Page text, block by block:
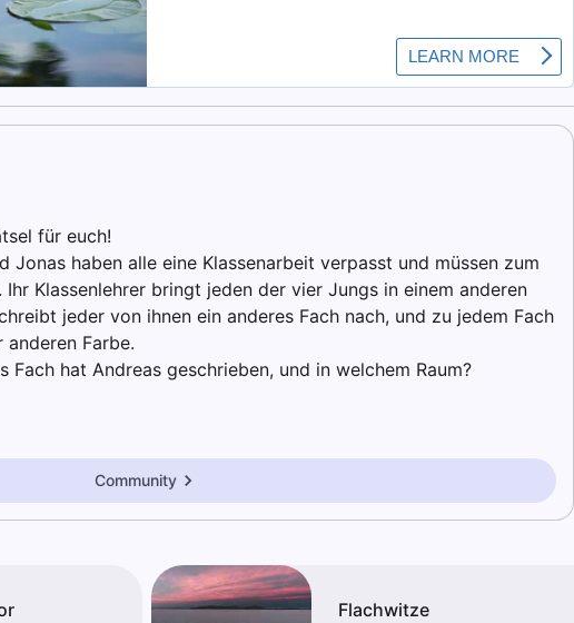
für euch!
Jonas haben alle eine Klassenarbeit verpasst und müssen zum
Ihr Klassenlehrer bringt jeden der vier Jungs in einem anderen
jeder von ihnen ein anderes Fach nach, und zu jedem Fach
Farbe.
Fach hat Andreas geschrieben, und in welchem Raum?
Community
Flachwitze